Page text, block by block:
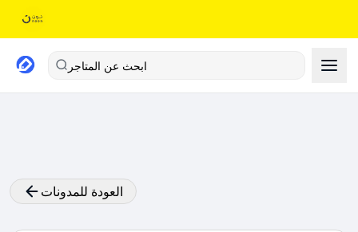
ابحث عن المتاجر
العودة للمدونات